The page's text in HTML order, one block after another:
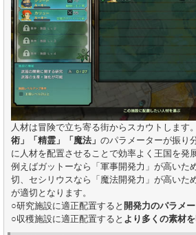
人材は冒険で立ち寄る街からスカウトします
術」「精霊」「魔法」 のパラメーターが振り
に人材を配置させることで効率よく王国を発
例えばガットーなら「軍事開発力」が高いた
切、セシリウスなら「魔法開発力」が高いた
が適切となります。
○研究施設に適正配置すると 開発力のパラメ
○収穫施設に適正配置すると より多くの素材